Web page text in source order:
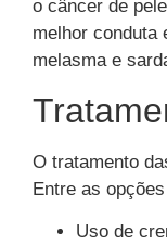
o câncer de
melhor conduta
melasma e
O tratamento
Entre as
Uso de